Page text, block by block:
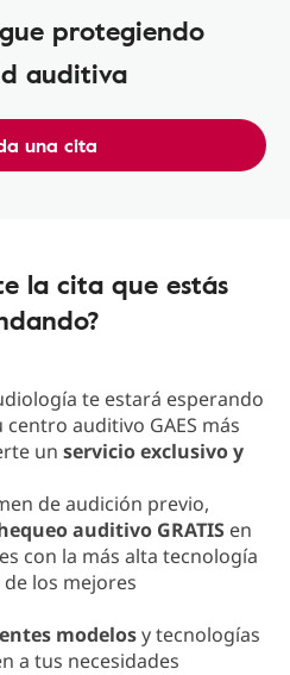
protegiendo
auditiva
una cita
la cita que estás
te estará esperando
auditivo GAES más
un servicio exclusivo y
de audición previo,
auditivo GRATIS en
con la más alta tecnología
los mejores
modelosy tecnologías
a tus necesidades